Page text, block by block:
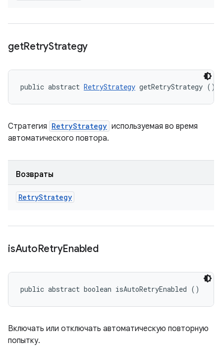
getRetryStrategy
public abstract RetryStrategy getRetryStrategy ()
Стратегия RetryStrategy используемая во время
автоматического повтора.
Возвраты
RetryStrategy
isAutoRetryEnabled
public abstract boolean isAutoRetryEnabled ()
Включать или отключать автоматическую повторную
попытку.